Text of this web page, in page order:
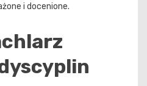
i docenione.